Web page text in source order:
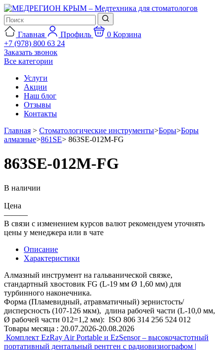
Главная Профиль 0 Корзина
+7 (978) 800 63 24
Заказать звонок
Все категории
Услуги
Акции
Наш блог
Отзывы
Контакты
Главная > Стоматологические инструменты>Боры>Боры
алмазные>861SE> 863SE-012M-FG
863SE-012M-FG
В наличии
Цена
———
В связи с изменением курсов валют рекомендуем уточнять
цены у менеджера или в чате
Описание
Характеристики
Алмазный инструмент на гальванической связке,
стандартный хвостовик FG (L-19 мм Ø 1,60 мм) для
турбинного наконечника.
Форма (Пламевидный, атравматичный) зернистость/
дисперсность (107-126 мкм), длина рабочей части (L-10,0 мм,
Ø рабочей части 012=1,2 мм): ISO 806 314 256 524 012
Товары месяца : 20.07.2026-20.08.2026
Комплект EzRay Air Portable и EzSensor – высокочастотный
портативный дентальный рентген с радиовизиографом |